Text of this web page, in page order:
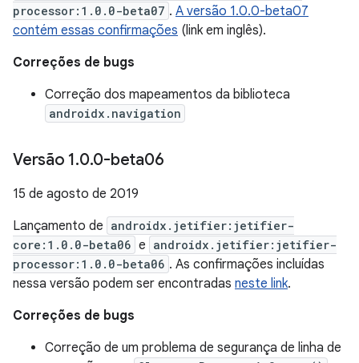
processor:1.0.0-beta07 . A versão 1.0.0-beta07
contém essas confirmações (link em inglês).
Correções de bugs
Correção dos mapeamentos da biblioteca
androidx.navigation
Versão 1.0.0-beta06
15 de agosto de 2019
Lançamento de androidx.jetifier:jetifier-
core:1.0.0-beta06 e androidx.jetifier:jetifier-
processor:1.0.0-beta06 . As confirmações incluídas
nessa versão podem ser encontradas neste link.
Correções de bugs
Correção de um problema de segurança de linha de